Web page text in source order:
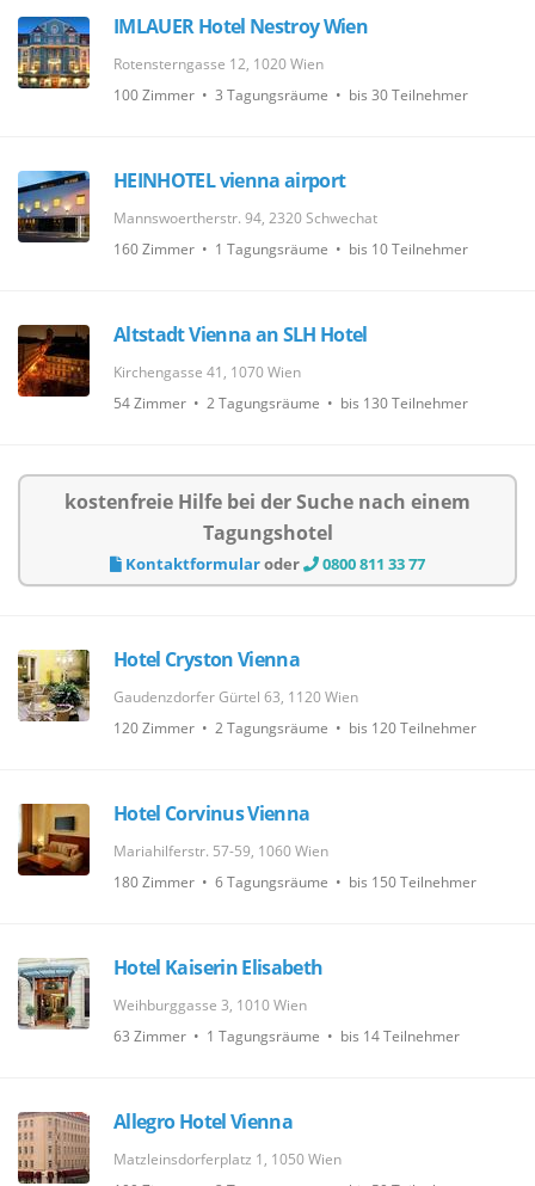
IMLAUER Hotel Nestroy Wien
Rotensterngasse 12, 1020 Wien
100 Zimmer • 3 Tagungsräume • bis 30 Teilnehmer
HEINHOTEL vienna airport
Mannswoertherstr. 94, 2320 Schwechat
160 Zimmer • 1 Tagungsräume • bis 10 Teilnehmer
Altstadt Vienna an SLH Hotel
Kirchengasse 41, 1070 Wien
54 Zimmer • 2 Tagungsräume • bis 130 Teilnehmer
kostenfreie Hilfe bei der Suche nach einem
Tagungshotel
Kontaktformularoder 0800 811 33 77
Hotel Cryston Vienna
Gaudenzdorfer Gürtel 63, 1120 Wien
120 Zimmer • 2 Tagungsräume • bis 120 Teilnehmer
Hotel Corvinus Vienna
Mariahilferstr. 57-59, 1060 Wien
180 Zimmer • 6 Tagungsräume • bis 150 Teilnehmer
Hotel Kaiserin Elisabeth
Weihburggasse 3, 1010 Wien
63 Zimmer • 1 Tagungsräume • bis 14 Teilnehmer
Allegro Hotel Vienna
Matzleinsdorferplatz 1, 1050 Wien